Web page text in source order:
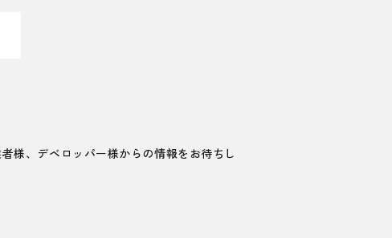
様、デベロッパー様からの情報をお待ちし